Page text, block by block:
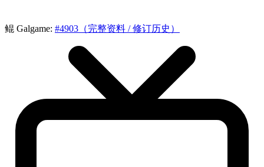
鲲 Galgame: #4903（完整资料 / 修订历史）